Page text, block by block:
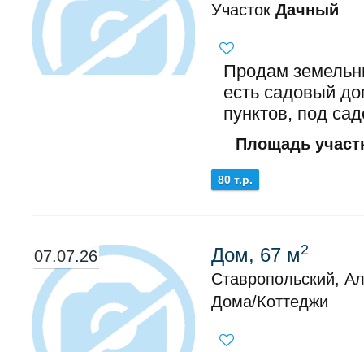
Участок Дачный
Продам
есть садовый
пунктов, под
Площадь
80 т.р.
07.07.26 Дом, 67 м2
Ставропольский,
Дома/Коттеджи